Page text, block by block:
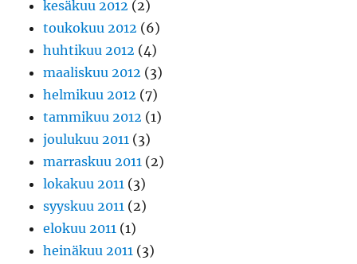
kesäkuu 2012 (2)
toukokuu 2012 (6)
huhtikuu 2012 (4)
maaliskuu 2012 (3)
helmikuu 2012 (7)
tammikuu 2012 (1)
joulukuu 2011 (3)
marraskuu 2011 (2)
lokakuu 2011 (3)
syyskuu 2011 (2)
elokuu 2011 (1)
heinäkuu 2011 (3)